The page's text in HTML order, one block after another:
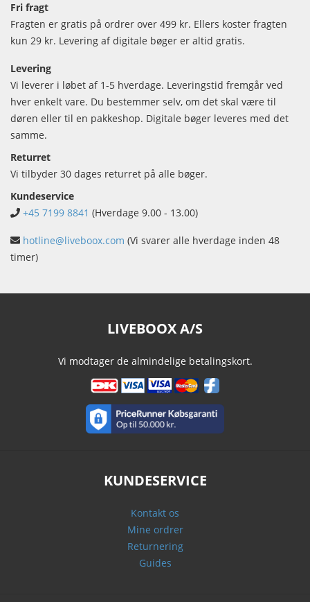
Fri fragt
Fragten er gratis på ordrer over 499 kr. Ellers koster fragten
kun 29 kr. Levering af digitale bøger er altid gratis.
Levering
Vi leverer i løbet af 1-5 hverdage. Leveringstid fremgår ved
hver enkelt vare. Du bestemmer selv, om det skal være til
døren eller til en pakkeshop. Digitale bøger leveres med det
samme.
Returret
Vi tilbyder 30 dages returret på alle bøger.
Kundeservice
+45 7199 8841 (Hverdage 9.00 - 13.00)
hotline@liveboox.com (Vi svarer alle hverdage inden 48
timer)
LIVEBOOX A/S
Vi modtager de almindelige betalingskort.
KUNDESERVICE
Kontakt os
Mine ordrer
Returnering
Guides